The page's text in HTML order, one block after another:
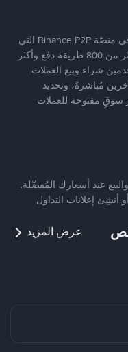
يضع ملايين المُستخدمين حول العالم ثقتهم في منصّة Binance P2P التي
توفّر منصّة آمنة لتداول العملات الرقمية بأكثر من 800 طريقة دفع وأكثر
شراء وبيع العملات
مُباشرةً، وتحديد
سوقٍ مفتوحة للعملات
عند أسعارك المُفضّلة.
أنشِئ إعلانات التداول
عرض المزيد